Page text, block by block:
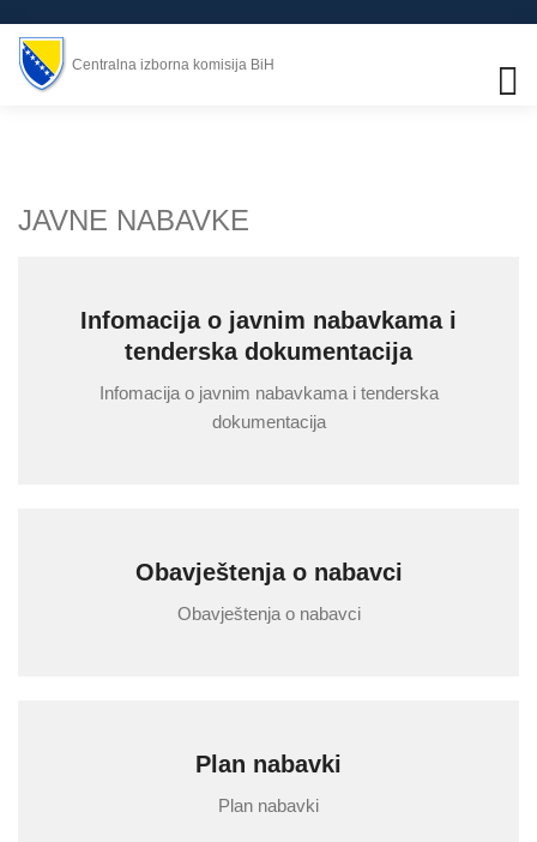
Centralna izborna komisija BiH
JAVNE NABAVKE
Infomacija o javnim nabavkama i
tenderska dokumentacija
Infomacija o javnim nabavkama i tenderska
dokumentacija
Obavještenja o nabavci
Obavještenja o nabavci
Plan nabavki
Plan nabavki